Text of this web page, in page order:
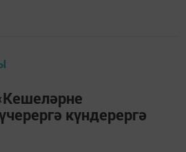
күндерергә